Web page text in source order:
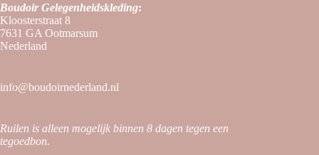
Boudoir Gelegenheidskleding:
Kloosterstraat 8
7631 GA Ootmarsum
Nederland
info@boudoirnederland.nl
Ruilen is alleen mogelijk binnen 8 dagen tegen een
tegoedbon.